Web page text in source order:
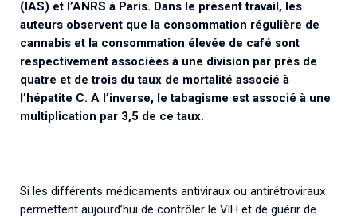
(IAS) et l’ANRS à Paris. Dans le présent travail, les
auteurs observent que la consommation régulière de
cannabis et la consommation élevée de café sont
respectivement associées à une division par près de
quatre et de trois du taux de mortalité associé à
l’hépatite C. A l’inverse, le tabagisme est associé à une
multiplication par 3,5 de ce taux.
Si les différents médicaments antiviraux ou antirétroviraux
permettent aujourd’hui de contrôler le VIH et de guérir de